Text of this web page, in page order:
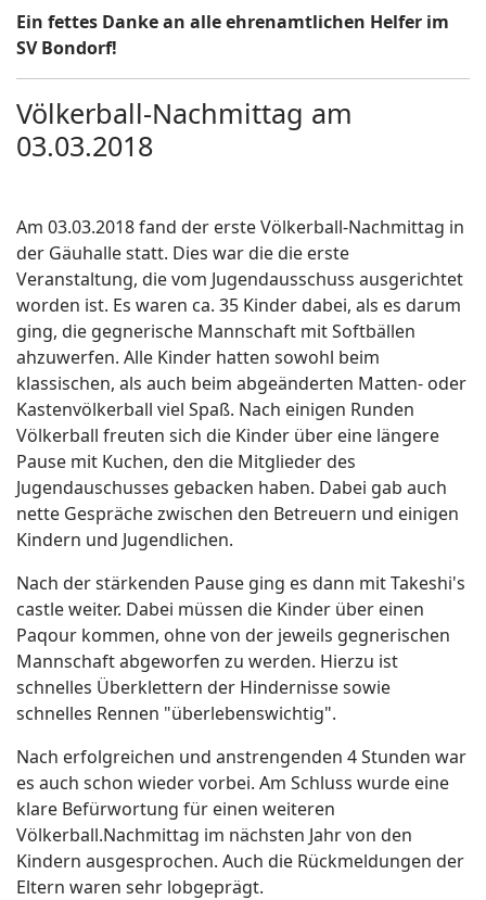
Ein fettes Danke an alle ehrenamtlichen Helfer im
SV Bondorf!
Völkerball-Nachmittag am
03.03.2018
Am 03.03.2018 fand der erste Völkerball-Nachmittag in
der Gäuhalle statt. Dies war die die erste
Veranstaltung, die vom Jugendausschuss ausgerichtet
worden ist. Es waren ca. 35 Kinder dabei, als es darum
ging, die gegnerische Mannschaft mit Softbällen
ahzuwerfen. Alle Kinder hatten sowohl beim
klassischen, als auch beim abgeänderten Matten- oder
Kastenvölkerball viel Spaß. Nach einigen Runden
Völkerball freuten sich die Kinder über eine längere
Pause mit Kuchen, den die Mitglieder des
Jugendauschusses gebacken haben. Dabei gab auch
nette Gespräche zwischen den Betreuern und einigen
Kindern und Jugendlichen.
Nach der stärkenden Pause ging es dann mit Takeshi's
castle weiter. Dabei müssen die Kinder über einen
Paqour kommen, ohne von der jeweils gegnerischen
Mannschaft abgeworfen zu werden. Hierzu ist
schnelles Überklettern der Hindernisse sowie
schnelles Rennen "überlebenswichtig".
Nach erfolgreichen und anstrengenden 4 Stunden war
es auch schon wieder vorbei. Am Schluss wurde eine
klare Befürwortung für einen weiteren
Völkerball.Nachmittag im nächsten Jahr von den
Kindern ausgesprochen. Auch die Rückmeldungen der
Eltern waren sehr lobgeprägt.